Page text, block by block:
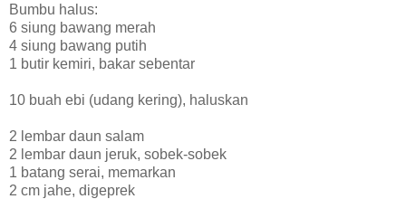
Bumbu halus:
6 siung bawang merah
4 siung bawang putih
1 butir kemiri, bakar sebentar
10 buah ebi (udang kering), haluskan
2 lembar daun salam
2 lembar daun jeruk, sobek-sobek
1 batang serai, memarkan
2 cm jahe, digeprek